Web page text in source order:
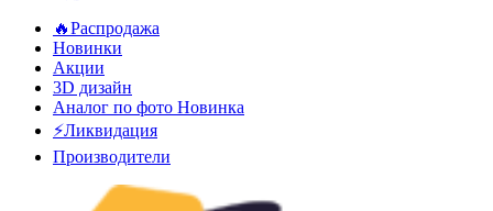
🔥Распродажа
Новинки
Акции
3D дизайн
Аналог по фото Новинка
⚡Ликвидация
Производители